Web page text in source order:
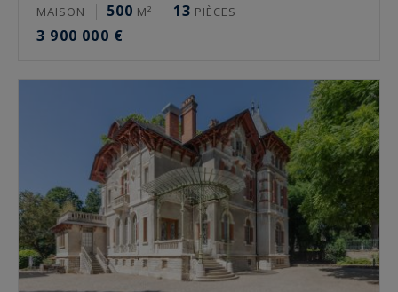
MAISON 500 M² 13 PIÈCES
3 900 000 €